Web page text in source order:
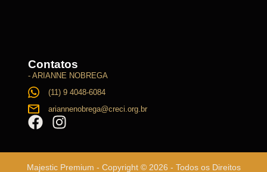
Contatos
- ARIANNE NOBREGA
(11) 9 4048-6084
ariannenobrega@creci.org.br
Majestic Premium - Copyright © 2026 - Todos os Direitos